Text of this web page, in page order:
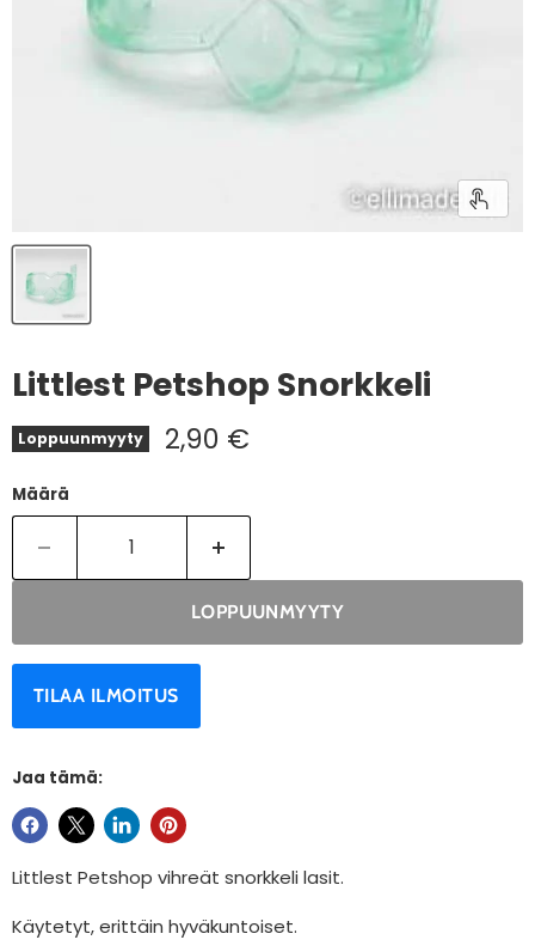
Littlest Petshop Snorkkeli
Loppuunmyyty Nykyinen hinta
2,90 €
Määrä
LOPPUUNMYYTY
TILAA ILMOITUS
Jaa tämä:
Littlest Petshop vihreät snorkkeli lasit.
Käytetyt, erittäin hyväkuntoiset.